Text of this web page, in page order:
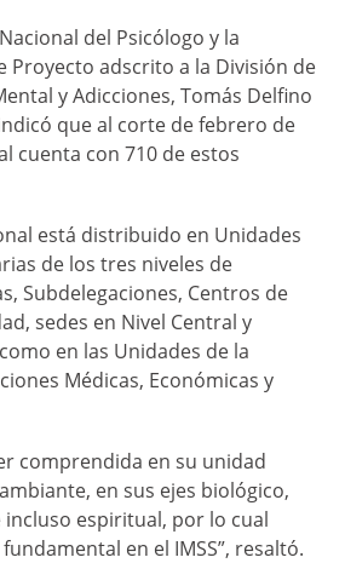
del Psicólogo y la
Proyecto adscrito a la División de
y Adicciones, Tomás Delfino
que al corte de febrero de
cuenta con 710 de estos
está distribuido en Unidades
de los tres niveles de
Subdelegaciones, Centros de
sedes en Nivel Central y
en las Unidades de la
Médicas, Económicas y
comprendida en su unidad
en sus ejes biológico,
incluso espiritual, por lo cual
en el IMSS”, resaltó.